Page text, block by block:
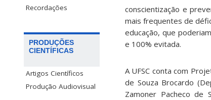
Recordações
PRODUÇÕES
CIENTÍFICAS
Artigos Científicos
Produção Audiovisual
conscientização e
mais frequentes de
educação, que
e 100% evitada.
A UFSC conta com
de Souza Brocardo
Zamoner Pacheco de